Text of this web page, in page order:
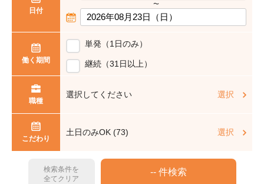
日付
〜
働く期間
単発（1日のみ）
継続（31日以上）
職種
選択してください 選択
こだわり
土日のみOK (73) 選択
検索条件を
全てクリア